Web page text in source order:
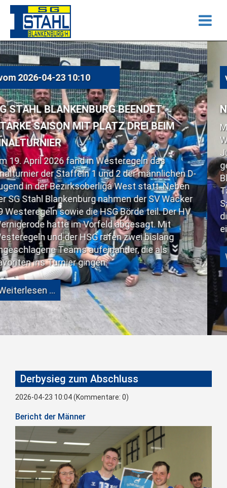
BEENDET
DREI BEIM
das
2 der männlichen D-
West statt. Neben
der SV Wacker
Börde teil. Der HV
abgesagt. Mit
rafen zwei bislang
die als
vom2026-04-23 10:07
NIEDERLAGE IM
Mit Spannung wurde am
Wochenende das Spiel
Jugend in der Handball
gegen den Spitzenreiter
Blütenstädter
Tabellenplatz und
Saisonniederlage
die Gastgeber Domenik
eine große Schwächung
Weiterlesen …
Derbysieg zum Abschluss
2026-04-23 10:04(Kommentare: 0)
Bericht der Männer